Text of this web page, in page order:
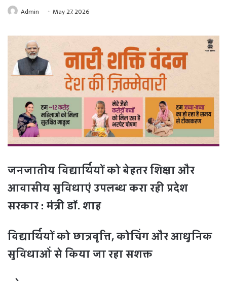
Admin May 27, 2026
जनजातीय विद्यार्थियों को बेहतर शिक्षा और
आवासीय सुविधाएं उपलब्ध करा रही प्रदेश
सरकार : मंत्री डॉ. शाह
विद्यार्थियों को छात्रवृत्ति, कोचिंग और आधुनिक
सुविधाओं से किया जा रहा सशक्त